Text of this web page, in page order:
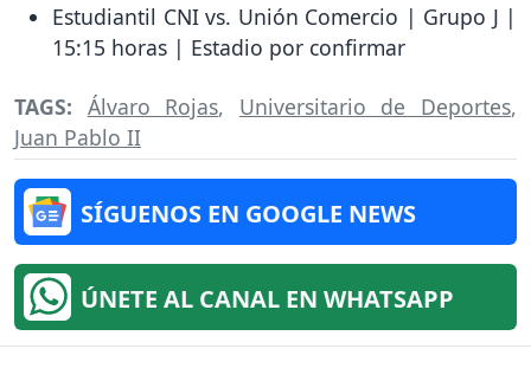
Estudiantil CNI vs. Unión Comercio | Grupo J |
15:15 horas | Estadio por confirmar
TAGS: Álvaro Rojas, Universitario de Deportes,
Juan Pablo II
SÍGUENOS EN GOOGLE NEWS
ÚNETE AL CANAL EN WHATSAPP